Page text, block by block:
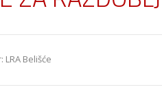
LRA Belišće